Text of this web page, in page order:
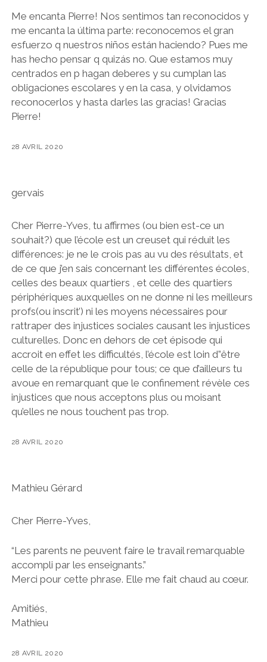
Me encanta Pierre! Nos sentimos tan reconocidos y
me encanta la última parte: reconocemos el gran
esfuerzo q nuestros niños están haciendo? Pues me
has hecho pensar q quizás no. Que estamos muy
centrados en p hagan deberes y su cumplan las
obligaciones escolares y en la casa, y olvidamos
reconocerlos y hasta darles las gracias! Gracias
Pierre!
28 AVRIL 2020
gervais
Cher Pierre-Yves, tu affirmes (ou bien est-ce un
souhait?) que l’école est un creuset qui réduit les
différences: je ne le crois pas au vu des résultats, et
de ce que j’en sais concernant les différentes écoles,
celles des beaux quartiers , et celle des quartiers
périphériques auxquelles on ne donne ni les meilleurs
profs(ou inscrit’) ni les moyens nécessaires pour
rattraper des injustices sociales causant les injustices
culturelles. Donc en dehors de cet épisode qui
accroit en effet les difficultés, l’école est loin d”être
celle de la république pour tous; ce que d’ailleurs tu
avoue en remarquant que le confinement révèle ces
injustices que nous acceptons plus ou moisant
qu’elles ne nous touchent pas trop.
28 AVRIL 2020
Mathieu Gérard
Cher Pierre-Yves,
“Les parents ne peuvent faire le travail remarquable
accompli par les enseignants.”
Merci pour cette phrase. Elle me fait chaud au cœur.
Amitiés,
Mathieu
28 AVRIL 2020